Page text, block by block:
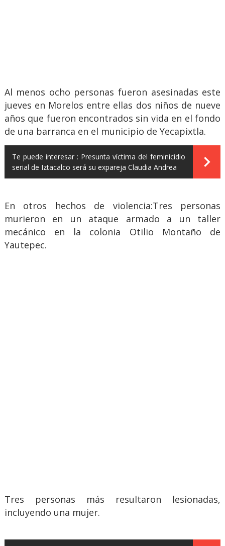
Al menos ocho personas fueron asesinadas este
jueves en Morelos entre ellas dos niños de nueve
años que fueron encontrados sin vida en el fondo
de una barranca en el municipio de Yecapixtla.
Te puede interesar : Presunta víctima del feminicidio
serial de Iztacalco será su expareja Claudia Andrea
En otros hechos de violencia:Tres personas
murieron en un ataque armado a un taller
mecánico en la colonia Otilio Montaño de
Yautepec.
Tres personas más resultaron lesionadas,
incluyendo una mujer.